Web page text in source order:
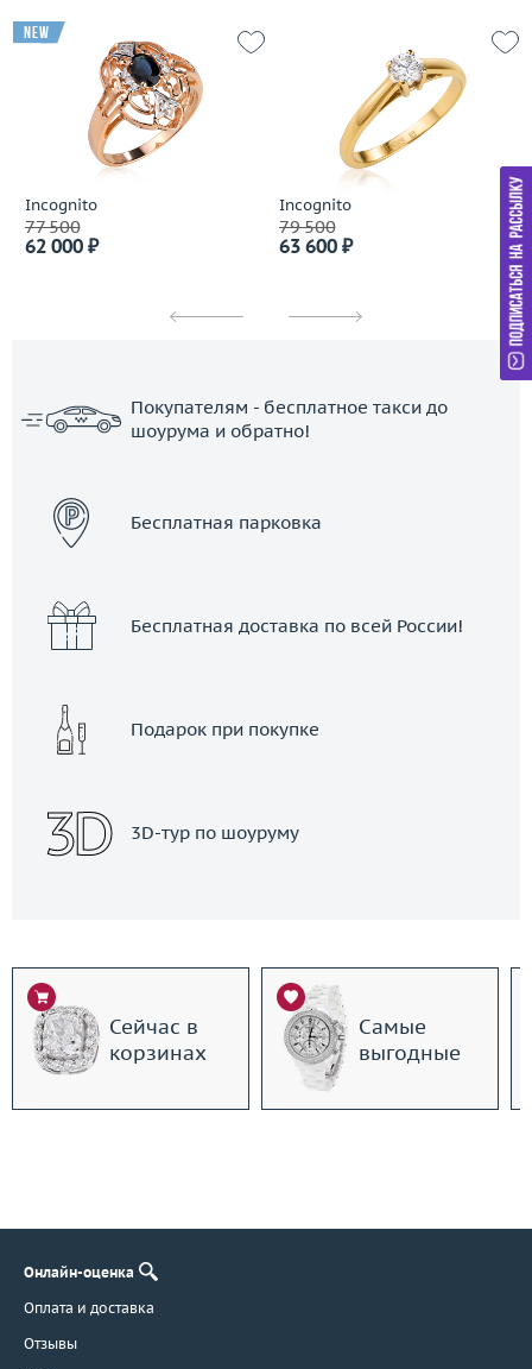
Incognito
77 500
62 000 ₽
new
Incognito
79 500
63 600 ₽
Покупателям - бесплатное такси до
шоурума и обратно!
Бесплатная парковка
Бесплатная доставка по всей России!
Подарок при покупке
3D-тур по шоуруму
Сейчас в
корзинах
Самые
выгодные
Онлайн-оценка
Оплата и доставка
Отзывы